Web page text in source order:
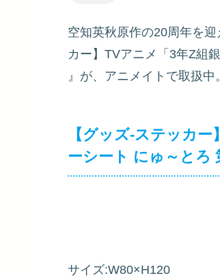
空知英秋原作の20周年を
カー】TVアニメ「3年Z組
』が、アニメイトで取扱中。
【グッズ-ステッカ
ーシート にゅ～とろ
サイズ:W80×H120